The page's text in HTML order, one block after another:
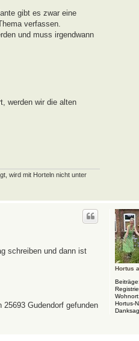
gibt es zwar eine
verfassen.
und muss irgendwann
werden wir die alten
wird mit Horteln nicht unter
Hortus
Beiträge:
Wohnort:
Hortus-
schreiben und dann ist
Gudendorf gefunden